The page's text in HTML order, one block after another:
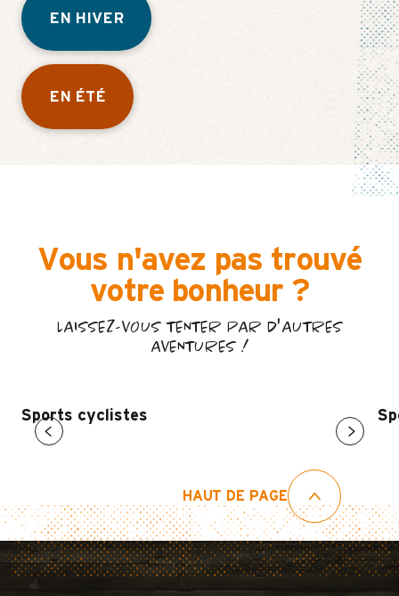
EN HIVER
EN ÉTÉ
Vous n'avez pas trouvé
votre bonheur ?
LAISSEZ-VOUS TENTER PAR D'AUTRES
AVENTURES !
Sports cyclistes
HAUT DE PAGE